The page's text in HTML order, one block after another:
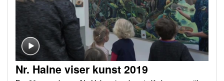
Nr. Halne viser kunst 2019